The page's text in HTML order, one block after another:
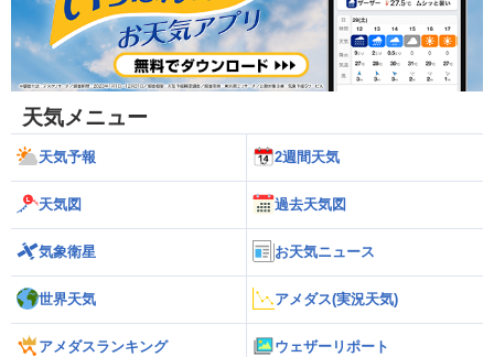
天気メニュー
天気予報 2週間天気
天気図 過去天気図
気象衛星 お天気ニュース
世界天気 アメダス(実況天気)
アメダスランキング ウェザーリポート